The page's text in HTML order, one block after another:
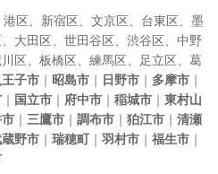
港区 新宿区 文京区 台東区
墨
大田区 世田谷区 渋谷区
中野
区 板橋区 練馬区 足立区
葛
王子市 ｜ 昭島市 ｜ 日野市 ｜ 多摩市 ｜
｜ 国立市 ｜ 府中市 ｜ 稲城市 ｜ 東村山
｜ 三鷹市 ｜ 調布市 ｜ 狛江市 ｜ 清瀬
野市 ｜ 瑞穂町｜ 羽村市 ｜ 福生市 ｜